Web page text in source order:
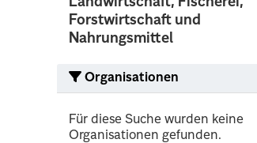
Forstwirtschaft und
Nahrungsmittel
Organisationen
Für diese Suche wurden keine
Organisationen gefunden.